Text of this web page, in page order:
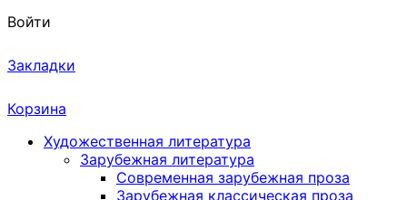
Войти
Закладки
Корзина
Художественная литература
Зарубежная литература
Современная зарубежная проза
Зарубежная классическая проза